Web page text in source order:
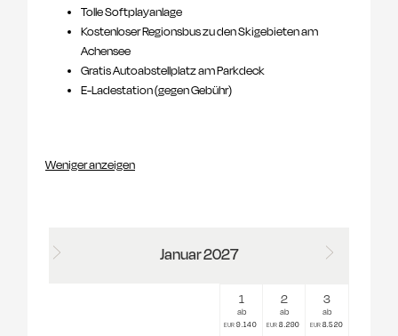
Tolle Softplayanlage
Kostenloser Regionsbus zu den Skigebieten am
Achensee
Gratis Autoabstellplatz am Parkdeck
E-Ladestation (gegen Gebühr)
Weniger anzeigen
Januar 2027
1
ab
EUR 9.140
2
ab
EUR 8.290
3
ab
EUR 8.520